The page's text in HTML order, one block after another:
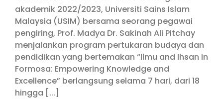
akademik 2022/2023, Universiti Sains Islam
Malaysia (USIM) bersama seorang pegawai
pengiring, Prof. Madya Dr. Sakinah Ali Pitchay
menjalankan program pertukaran budaya dan
pendidikan yang bertemakan “Ilmu and Ihsan in
Formosa: Empowering Knowledge and
Excellence” berlangsung selama 7 hari, dari 18
hingga [...]